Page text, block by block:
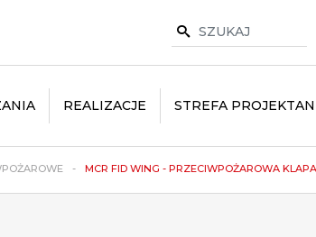
REALIZACJE STREFA
MCR FID WING - PRZECIWPOŻAROWA